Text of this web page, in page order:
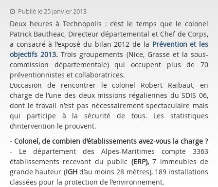
Publié le 25 janvier 2013
Deux heures à Technopolis : c’est le temps que le colonel
Patrick Bautheac, Directeur départemental et Chef de Corps,
a consacré à l’exposé du bilan 2012 de la Prévention et les
objectifs 2013.Trois groupements (Nice, Grasse et la sous-
commission départementale) qui occupent plus de 70
préventionnistes et collaboratrices.
L‘occasion de rencontrer le colonel Robert Raibaut, en
charge de l’une des deux missions régaliennes du SDIS 06,
dont le travail n’est pas nécessairement spectaculaire mais
qui participe à la sécurité de tous. Les statistiques
d’intervention le prouvent.
- Colonel, de combien d’établissements avez-vous la charge ?
- Le département des Alpes-Maritimes compte 3363
établissements recevant du public (ERP),7 immeubles de
grande hauteur (IGH d’au moins 28 mètres), 189 installations
classées pour la protection de l’environnement.